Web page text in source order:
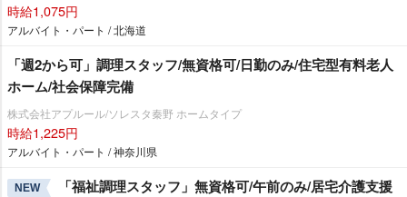
時給1,075円
アルバイト・パート / 北海道
「週2から可」調理スタッフ/無資格可/日勤のみ/住宅型有料老人
ホーム/社会保障完備
株式会社アプルール/ソレスタ秦野 ホームタイプ
時給1,225円
アルバイト・パート / 神奈川県
NEW 「福祉調理スタッフ」無資格可/午前のみ/居宅介護支援